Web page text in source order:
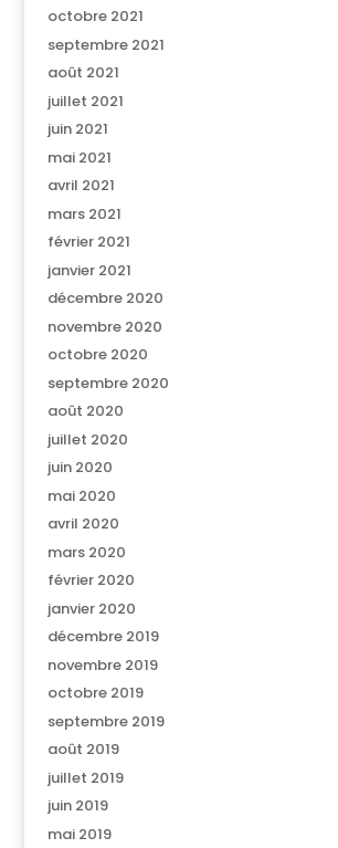
octobre 2021
septembre 2021
août 2021
juillet 2021
juin 2021
mai 2021
avril 2021
mars 2021
février 2021
janvier 2021
décembre 2020
novembre 2020
octobre 2020
septembre 2020
août 2020
juillet 2020
juin 2020
mai 2020
avril 2020
mars 2020
février 2020
janvier 2020
décembre 2019
novembre 2019
octobre 2019
septembre 2019
août 2019
juillet 2019
juin 2019
mai 2019